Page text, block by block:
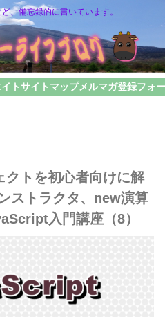
、備忘録的に書いています。
トサイトマップメルマガ登録フォ
トを初心者向けに解
ストラクタ、new演算
入門講座（8）